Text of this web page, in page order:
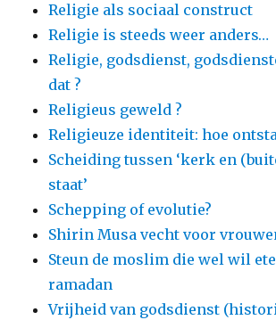
Religie als sociaal construct
Religie is steeds weer anders…
Religie, godsdienst,
dat ?
Religieus geweld ?
Religieuze identiteit: hoe
Scheiding tussen ‘kerk en
staat’
Schepping of evolutie?
Shirin Musa vecht voor
Steun de moslim die wel wil
ramadan
Vrijheid van godsdienst